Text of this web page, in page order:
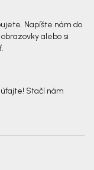
Napíšte nám do
alebo si
Stačí nám